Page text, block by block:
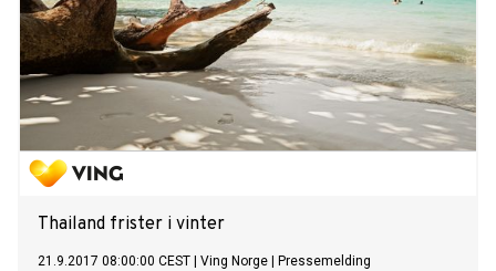
Thailand frister i vinter
21.9.2017 08:00:00 CEST Ving Norge Pressemelding